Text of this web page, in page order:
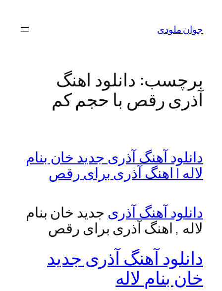
محتواجوان ملودی
برچسب: دانلود اهنگ
آذری رقص با حجم کم
دانلود آهنگ آذری جدید خان بنام
لاله | اهنگ آذری برای رقص
دانلود آهنگ آذری جدید خان بنام
لاله , اهنگ آذری برای رقص
دانلود آهنگ آذری جدید
خان بنام لاله